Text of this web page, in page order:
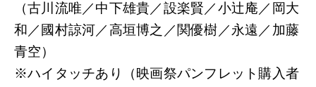
（古川流唯／中下雄貴／設楽賢／小辻庵／岡大
和／國村諒河／高垣博之／関優樹／永遠／加藤
青空）
※ハイタッチあり（映画祭パンフレット購入者